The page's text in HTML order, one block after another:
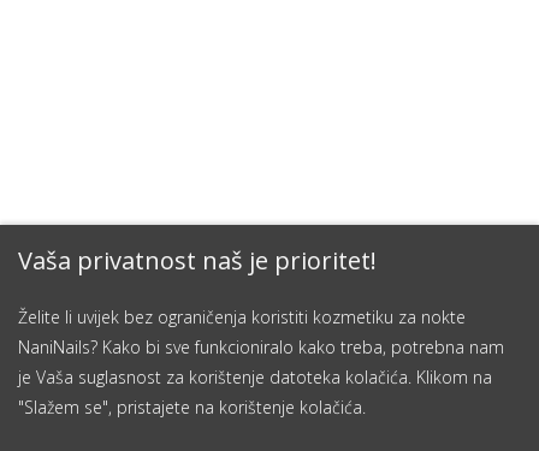
Vaša privatnost naš je prioritet!
Želite li uvijek bez ograničenja koristiti kozmetiku za nokte
NaniNails? Kako bi sve funkcioniralo kako treba, potrebna nam
je Vaša suglasnost za korištenje datoteka kolačića. Klikom na
"Slažem se", pristajete na korištenje kolačića.